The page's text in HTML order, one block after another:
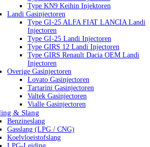
Type KN9 Keihin Injektoren
Landi Gasinjectoren
Type GI-25 ALFA FIAT LANCIA Landi
Injectoren
Type GI-25 Landi Injectoren
Type GIRS 12 Landi Injectoren
Type GIRS Renault Dacia OEM Landi
Injectoren
Overige Gasinjectoren
Lovato Gasinjectoren
Tartarini Gasinjectoren
Valtek Gasinjectoren
Vialle Gasinjectoren
& Slang
Benzineslang
Gasslang (LPG / CNG)
Koelvloeistofslang